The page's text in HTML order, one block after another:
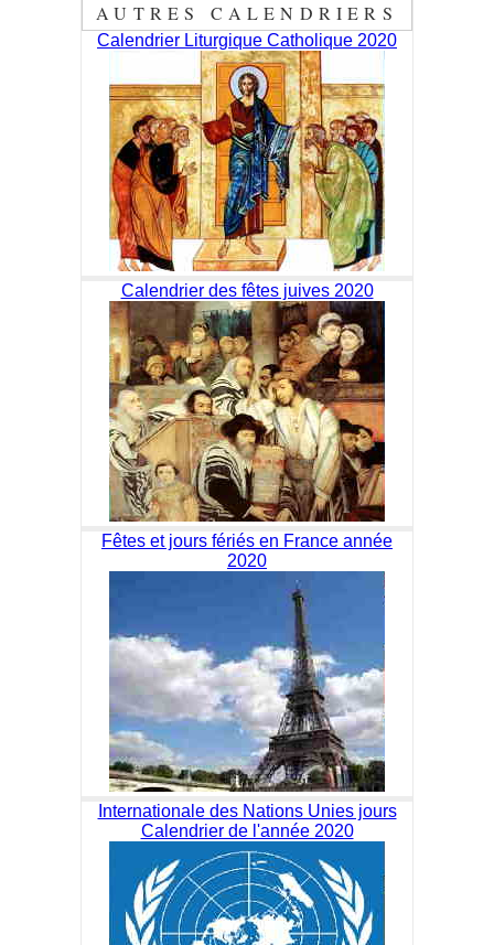
AUTRES CALENDRIERS
Calendrier Liturgique Catholique 2020
Calendrier des fêtes juives 2020
Fêtes et jours fériés en France année
2020
Internationale des Nations Unies jours
Calendrier de l'année 2020